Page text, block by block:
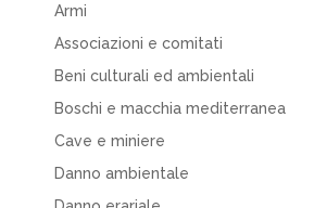
Armi
Associazioni e comitati
Beni culturali ed ambientali
Boschi e macchia mediterranea
Cave e miniere
Danno ambientale